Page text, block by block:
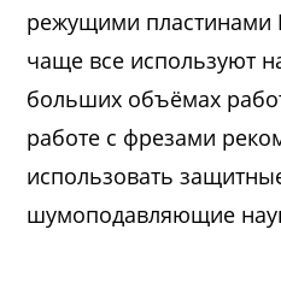
режущими пластинами
чаще все используют
больших объёмах
работе с фрезами
использовать
шумоподавляющие